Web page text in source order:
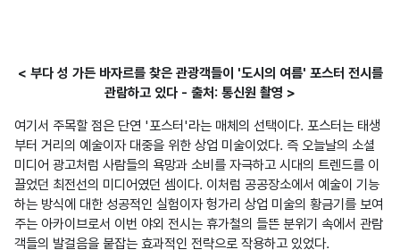
< 부다 성 가든 바자르를 찾은 관광객들이 '도시의 여름' 포스터 전시를
관람하고 있다 - 출처: 통신원 촬영 >
여기서 주목할 점은 단연 '포스터'라는 매체의 선택이다. 포스터는 태생
부터 거리의 예술이자 대중을 위한 상업 미술이었다. 즉 오늘날의 소셜
미디어 광고처럼 사람들의 욕망과 소비를 자극하고 시대의 트렌드를 이
끌었던 최전선의 미디어였던 셈이다. 이처럼 공공장소에서 예술이 기능
하는 방식에 대한 성공적인 실험이자 헝가리 상업 미술의 황금기를 보여
주는 아카이브로서 이번 야외 전시는 휴가철의 들뜬 분위기 속에서 관람
객들의 발걸음을 붙잡는 효과적인 전략으로 작용하고 있었다.